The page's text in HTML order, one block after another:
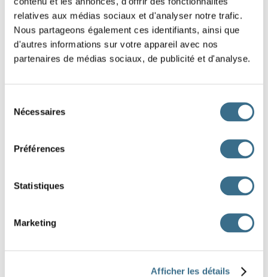
relatives aux médias sociaux et d'analyser notre trafic.
Nous partageons également ces identifiants, ainsi que
d'autres informations sur votre appareil avec nos
partenaires de médias sociaux, de publicité et d'analyse.
Nécessaires
Préférences
Statistiques
Marketing
Afficher les détails
Indice : Illustration
A